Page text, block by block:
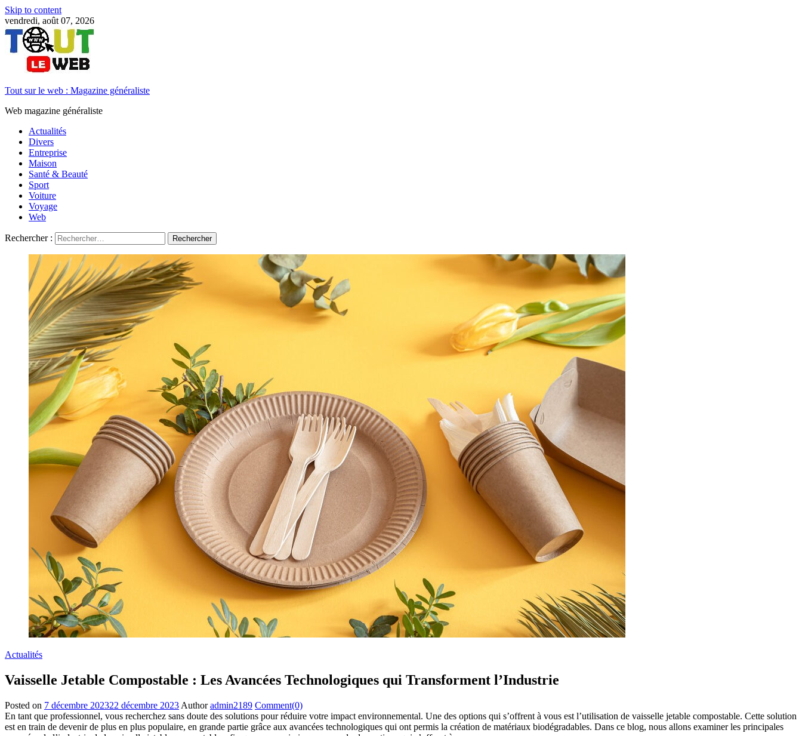
Skip to content
vendredi, août 07, 2026
Tout sur le web : Magazine généraliste
Web magazine généraliste
Actualités
Divers
Entreprise
Maison
Santé & Beauté
Sport
Voiture
Voyage
Web
Rechercher :
Actualités
Vaisselle Jetable Compostable : Les Avancées Technologiques qui Transforment l’Industrie
Posted on 7 décembre 202322 décembre 2023 Author admin2189 Comment(0)
En tant que professionnel, vous recherchez sans doute des solutions pour réduire votre impact environnemental. Une des options qui s’offrent à vous est l’utilisation de vaisselle jetable compostable. Cette solution
est en train de devenir de plus en plus populaire, en grande partie grâce aux avancées technologiques qui ont permis la création de matériaux biodégradables. Dans ce blog, nous allons examiner les principales